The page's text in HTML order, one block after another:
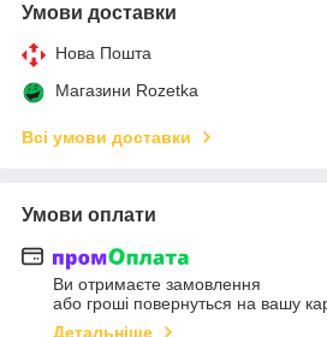
Умови доставки
Нова Пошта
Магазини Rozetka
Всі умови доставки
Умови оплати
Ви отримаєте замовлення
або гроші повернуться на вашу
Детальніше